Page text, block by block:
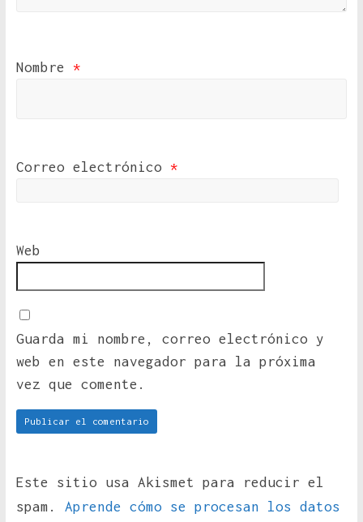
Nombre *
Correo electrónico *
Web
Guarda mi nombre, correo electrónico y
web en este navegador para la próxima
vez que comente.
Este sitio usa Akismet para reducir el
spam. Aprende cómo se procesan los datos